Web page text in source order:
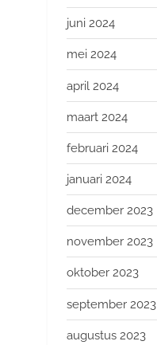
juni 2024
mei 2024
april 2024
maart 2024
februari 2024
januari 2024
december 2023
november 2023
oktober 2023
september 2023
augustus 2023